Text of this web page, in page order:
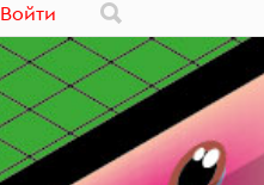
Войти